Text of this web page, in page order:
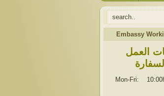
Embassy
العمل
Mon-Fri: